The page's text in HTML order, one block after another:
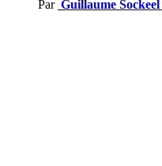
Par Guillaume Sockeel